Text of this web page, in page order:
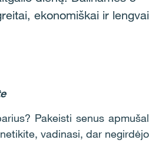
ekonomiškai ir
Pakeisti senus
vadinasi, dar